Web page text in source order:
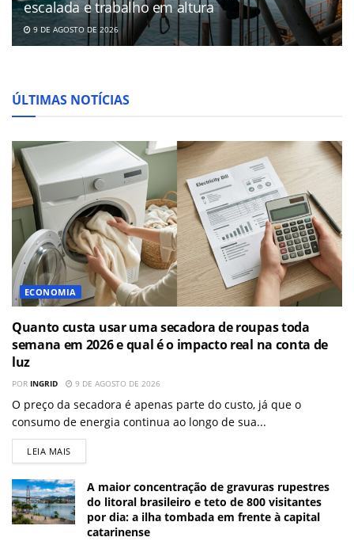
escalada e trabalho em altura
9 DE AGOSTO DE 2026
ÚLTIMAS NOTÍCIAS
ECONOMIA
Quanto custa usar uma secadora de roupas toda
semana em 2026 e qual é o impacto real na conta de
luz
POR INGRID 9 DE AGOSTO DE 2026
O preço da secadora é apenas parte do custo, já que o
consumo de energia continua ao longo de sua...
LEIA MAIS
A maior concentração de gravuras rupestres
do litoral brasileiro e teto de 800 visitantes
por dia: a ilha tombada em frente à capital
catarinense